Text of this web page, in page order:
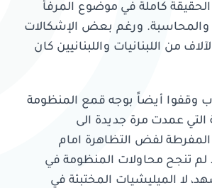
الحقيقة كاملة في موضوع المرفأ
والمحاسبة. ورغم بعض الإشكالات
من اللبنانيات واللبنانيين كان
وقفوا أيضاً بوجه قمع المنظومة
التي عمدت مرة جديدة الى
لفض التظاهرة امام
لم تنجح محاولات المنظومة في
لا الميليشيات المختبئة في